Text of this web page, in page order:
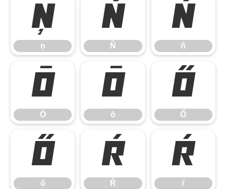
ņ
ņ
Ň
Ň
ň
ň
Ō
Ō
ō
ō
Ő
Ő
ő
ő
Ŕ
Ŕ
ŕ
ŕ